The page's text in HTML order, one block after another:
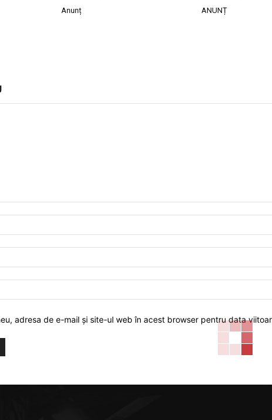
Anunț ANUNȚ
adresa de e-mail și site-ul web în acest browser pentru data